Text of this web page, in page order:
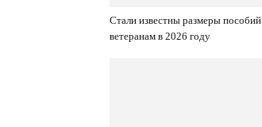
Стали известны размеры пособий
ветеранам в 2026 году